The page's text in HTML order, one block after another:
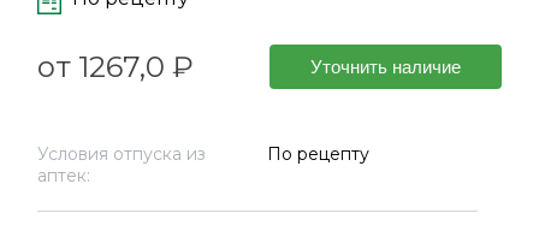
от 1267,0 ₽ Уточнить наличие
Условия отпуска из
аптек:
По рецепту